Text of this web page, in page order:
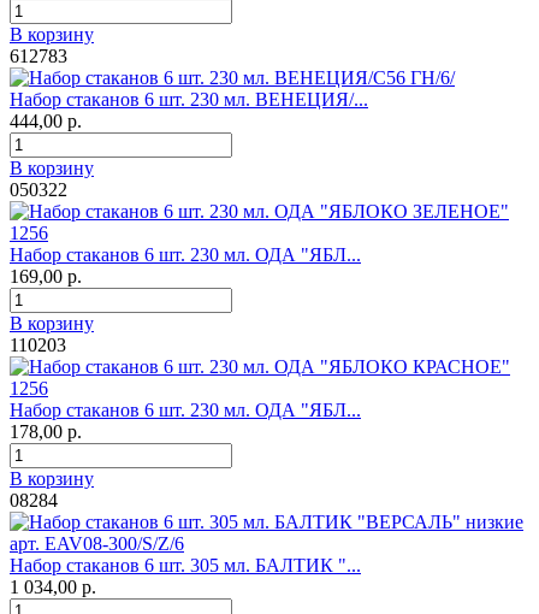
В корзину
612783
Набор стаканов 6 шт. 230 мл. ВЕНЕЦИЯ/...
444,00 р.
В корзину
050322
Набор стаканов 6 шт. 230 мл. ОДА "ЯБЛ...
169,00 р.
В корзину
110203
Набор стаканов 6 шт. 230 мл. ОДА "ЯБЛ...
178,00 р.
В корзину
08284
Набор стаканов 6 шт. 305 мл. БАЛТИК "...
1 034,00 р.